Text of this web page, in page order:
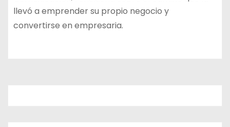
llevó a emprender su propio negocio y
convertirse en empresaria.